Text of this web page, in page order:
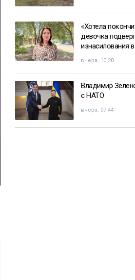
«Хотела
девочка
изнасилования
вчера, 10:20
Владимир
с НАТО
вчера, 07:44